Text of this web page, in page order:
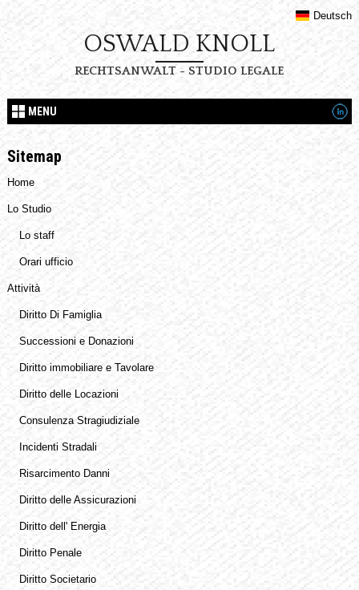
Deutsch
OSWALD KNOLL
RECHTSANWALT - STUDIO LEGALE
MENU
Sitemap
Home
Lo Studio
Lo staff
Orari ufficio
Attività
Diritto Di Famiglia
Successioni e Donazioni
Diritto immobiliare e Tavolare
Diritto delle Locazioni
Consulenza Stragiudiziale
Incidenti Stradali
Risarcimento Danni
Diritto delle Assicurazioni
Diritto dell' Energia
Diritto Penale
Diritto Societario